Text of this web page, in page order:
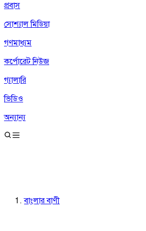
প্রবাস
সোশ্যাল মিডিয়া
গণমাধ্যম
কর্পোরেট নিউজ
গ্যালারি
ভিডিও
অন্যান্য
বাংলার বাণী